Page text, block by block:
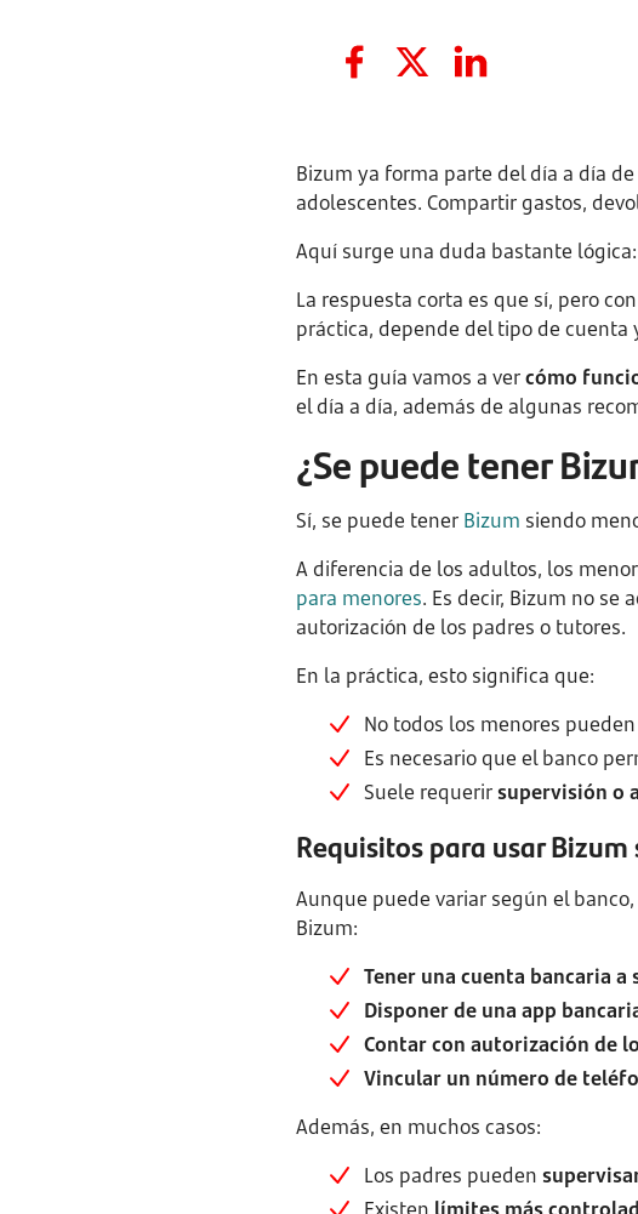
Bizum ya forma parte del día a día
adolescentes. Compartir gastos,
Aquí surge una duda bastante
La respuesta corta es que sí, pero
práctica, depende del tipo de
En esta guía vamos a vercómo
el día a día, además de algunas
¿Se puede tener
Sí, se puede tener Bizum siendo
A diferencia de los adultos, los
para menores. Es decir, Bizum no
autorización de los padres o tutores.
En la práctica, esto significa que:
No todos los menores
Es necesario que el banco
Suele requerirsupervisión o
Requisitos para usar
Aunque puede variar según el
Bizum:
Tener una cuenta bancaria a
Disponer de una app
Contar con autorización de
Vincular un número de
Además, en muchos casos:
Los padres pueden